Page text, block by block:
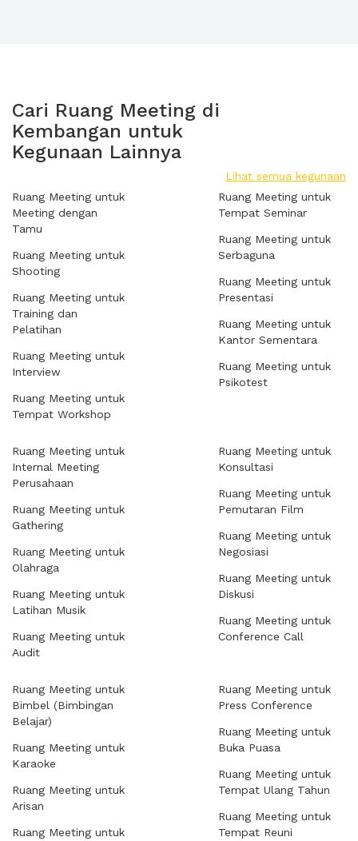
Cari Ruang Meeting di
Kembangan untuk
Kegunaan Lainnya
Lihat semua kegunaan
Ruang Meeting untuk
Meeting dengan
Tamu
Ruang Meeting untuk
Shooting
Ruang Meeting untuk
Training dan
Pelatihan
Ruang Meeting untuk
Interview
Ruang Meeting untuk
Tempat Workshop
Ruang Meeting untuk
Tempat Seminar
Ruang Meeting untuk
Serbaguna
Ruang Meeting untuk
Presentasi
Ruang Meeting untuk
Kantor Sementara
Ruang Meeting untuk
Psikotest
Ruang Meeting untuk
Internal Meeting
Perusahaan
Ruang Meeting untuk
Gathering
Ruang Meeting untuk
Olahraga
Ruang Meeting untuk
Latihan Musik
Ruang Meeting untuk
Audit
Ruang Meeting untuk
Konsultasi
Ruang Meeting untuk
Pemutaran Film
Ruang Meeting untuk
Negosiasi
Ruang Meeting untuk
Diskusi
Ruang Meeting untuk
Conference Call
Ruang Meeting untuk
Bimbel (Bimbingan
Belajar)
Ruang Meeting untuk
Karaoke
Ruang Meeting untuk
Arisan
Ruang Meeting untuk
Ruang Meeting untuk
Press Conference
Ruang Meeting untuk
Buka Puasa
Ruang Meeting untuk
Tempat Ulang Tahun
Ruang Meeting untuk
Tempat Reuni